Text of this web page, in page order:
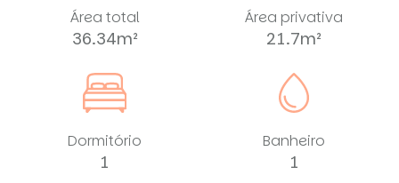
Área total
36.34m²
Área privativa
21.7m²
Dormitório
1
Banheiro
1